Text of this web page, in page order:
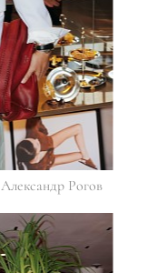
Александр Рогов